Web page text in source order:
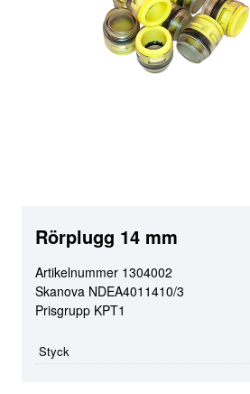
Rörplugg 14 mm
Artikelnummer 1304002
Skanova NDEA4011410/3
Prisgrupp KPT1
Styck